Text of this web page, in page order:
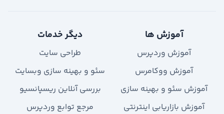
آموزش ها
آموزش وردپرس
آموزش ووکامرس
آموزش سئو و بهینه سازی
آموزش بازاریابی اینترنتی
دیگر خدمات
طراحی سایت
سئو و بهینه سازی وبسایت
بررسی آنلاین ریسپانسیو
مرجع توابع وردپرس